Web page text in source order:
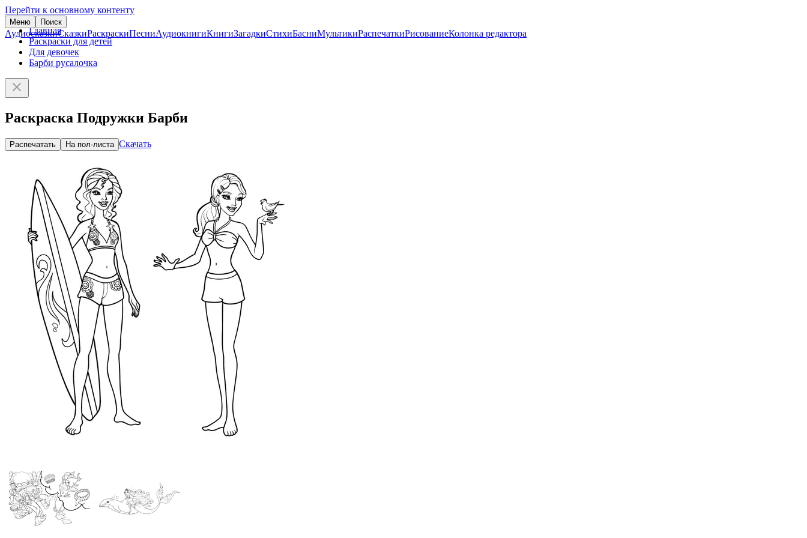
Перейти к основному контенту
Меню Поиск
АудиосказкиСказкиРаскраскиПесниАудиокнигиКнигиЗагадкиСтихиБасниМультикиРаспечаткиРисованиеКолонка редактора
Главная
Раскраски для детей
Для девочек
Барби русалочка
Раскраска Подружки Барби
Распечатать На пол-листа Скачать